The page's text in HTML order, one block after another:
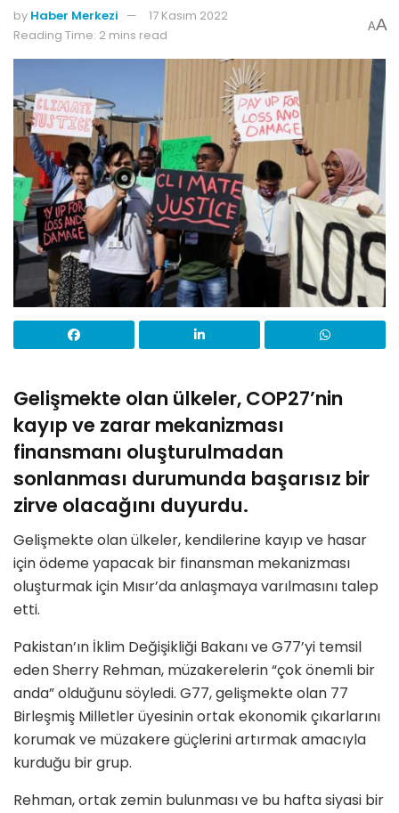
by Haber Merkezi
17 Kasım 2022
Reading Time: 2 mins read
AA
Gelişmekte olan ülkeler, COP27’nin
kayıp ve zarar mekanizması
finansmanı oluşturulmadan
sonlanması durumunda başarısız bir
zirve olacağını duyurdu.
Gelişmekte olan ülkeler, kendilerine kayıp ve hasar
için ödeme yapacak bir finansman mekanizması
oluşturmak için Mısır’da anlaşmaya varılmasını talep
etti.
Pakistan’ın İklim Değişikliği Bakanı ve G77’yi temsil
eden Sherry Rehman, müzakerelerin “çok önemli bir
anda” olduğunu söyledi. G77, gelişmekte olan 77
Birleşmiş Milletler üyesinin ortak ekonomik çıkarlarını
korumak ve müzakere güçlerini artırmak amacıyla
kurduğu bir grup.
Rehman, ortak zemin bulunması ve bu hafta siyasi bir